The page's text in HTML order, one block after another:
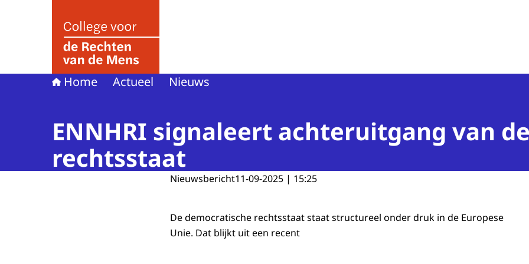
Home Actueel Nieuws
ENNHRI signaleert achteruitgang van
rechtsstaat
Nieuwsbericht11-09-2025 | 15:25
De democratische rechtsstaat staat structureel onder druk in de Europese
Unie. Dat blijkt uit een recent